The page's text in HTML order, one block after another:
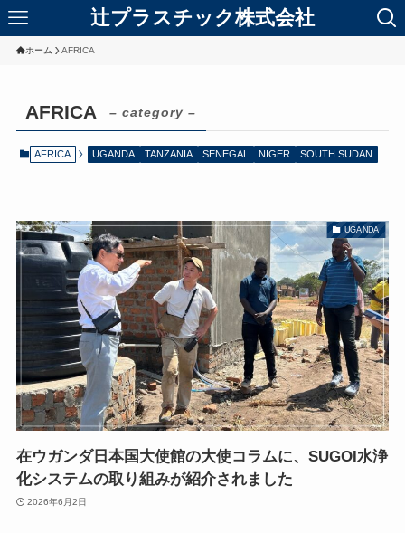
辻プラスチック株式会社
ホーム AFRICA
AFRICA – category –
AFRICA UGANDA TANZANIA SENEGAL NIGER SOUTH SUDAN
UGANDA
在ウガンダ日本国大使館の大使コラムに、SUGOI水浄
化システムの取り組みが紹介されました
2026年6月2日